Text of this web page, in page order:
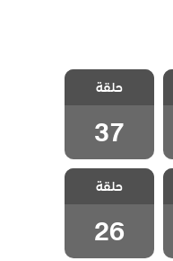
مسلسل حلم
اشرف الحلقة 37
حلقة
37
مسلسل حلم
اشرف الحلقة 26
حلقة
26